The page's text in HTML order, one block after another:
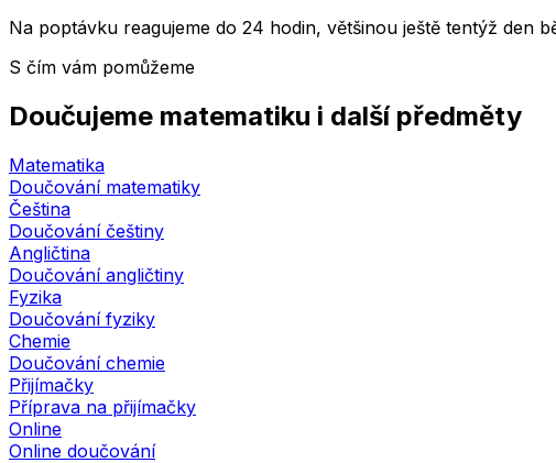
Na poptávku reagujeme do 24 hodin, většinou ještě tentýž den
S čím vám pomůžeme
Doučujeme matematiku i další předměty
Matematika
Doučování matematiky
Čeština
Doučování češtiny
Angličtina
Doučování angličtiny
Fyzika
Doučování fyziky
Chemie
Doučování chemie
Přijímačky
Příprava na přijímačky
Online
Online doučování